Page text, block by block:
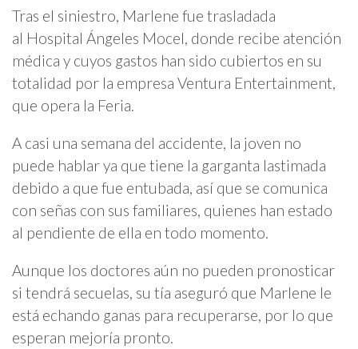
Tras el siniestro, Marlene fue trasladada
al Hospital Ángeles Mocel, donde recibe atención
médica y cuyos gastos han sido cubiertos en su
totalidad por la empresa Ventura Entertainment,
que opera la Feria.
A casi una semana del accidente, la joven no
puede hablar ya que tiene la garganta lastimada
debido a que fue entubada, así que se comunica
con señas con sus familiares, quienes han estado
al pendiente de ella en todo momento.
Aunque los doctores aún no pueden pronosticar
si tendrá secuelas, su tía aseguró que Marlene le
está echando ganas para recuperarse, por lo que
esperan mejoría pronto.